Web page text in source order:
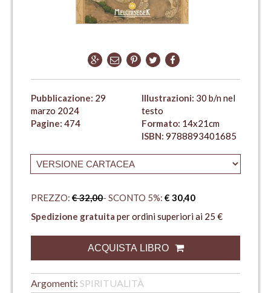
Pubblicazione: 29
marzo 2024
Pagine: 474
Illustrazioni:
testo
Formato: 14x21cm
ISBN: 9788893401685
PREZZO: € 32,00- SCONTO 5%: € 30,40
Spedizione gratuita per ordini superiori ai 25 €
ACQUISTA LIBRO
Argomenti: SPIRITUALITÀ